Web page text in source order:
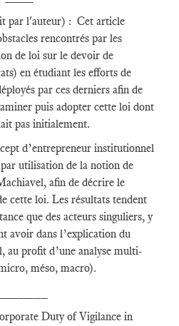
par l'auteur) : Cet article
rencontrés par les
de loi sur le devoir de
en étudiant les efforts de
par ces derniers afin de
puis adopter cette loi dont
pas initialement.
d’entrepreneur institutionnel
utilisation de la notion de
afin de décrire le
cette loi. Les résultats tendent
que des acteurs singuliers, y
avoir dans l’explication du
au profit d’une analyse multi-
méso, macro).
Duty of Vigilance in